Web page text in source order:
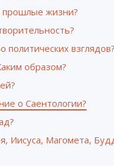
прошлые жизни?
политических взглядов?
образом?
о Саентологии?
Иисуса, Магомета,